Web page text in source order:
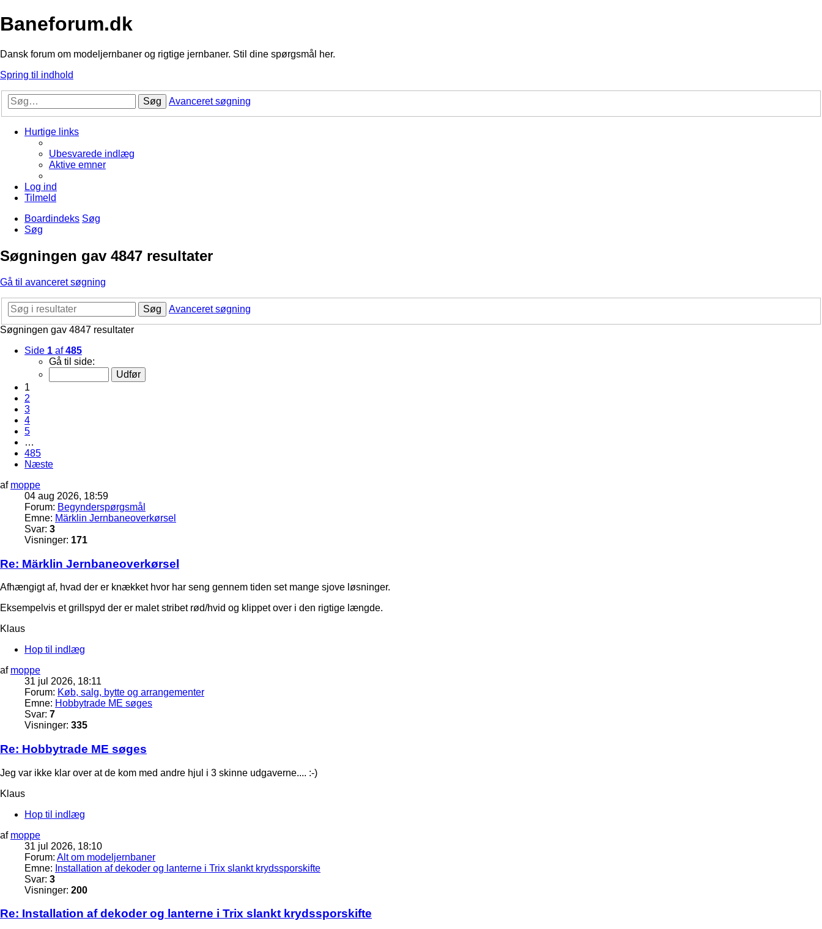
Baneforum.dk
Dansk forum om modeljernbaner og rigtige jernbaner. Stil dine spørgsmål her.
Spring til indhold
Søg Avanceret søgning
Hurtige links
Ubesvarede indlæg
Aktive emner
Log ind
Tilmeld
Boardindeks Søg
Søg
Søgningen gav 4847 resultater
Gå til avanceret søgning
Søg
Avanceret søgning
Søgningen gav 4847 resultater
Side 1 af485
Gå til side:
1
2
3
4
5
…
485
Næste
af moppe
04 aug 2026, 18:59
Forum: Begynderspørgsmål
Emne: Märklin Jernbaneoverkørsel
Svar: 3
Visninger: 171
Re: Märklin Jernbaneoverkørsel
Afhængigt af, hvad der er knækket hvor har seng gennem tiden set mange sjove løsninger.
Eksempelvis et grillspyd der er malet stribet rød/hvid og klippet over i den rigtige længde.
Klaus
Hop til indlæg
af moppe
31 jul 2026, 18:11
Forum: Køb, salg, bytte og arrangementer
Emne: Hobbytrade ME søges
Svar: 7
Visninger: 335
Re: Hobbytrade ME søges
Jeg var ikke klar over at de kom med andre hjul i 3 skinne udgaverne.... :-)
Klaus
Hop til indlæg
af moppe
31 jul 2026, 18:10
Forum: Alt om modeljernbaner
Emne: Installation af dekoder og lanterne i Trix slankt krydssporskifte
Svar: 3
Visninger: 200
Re: Installation af dekoder og lanterne i Trix slankt krydssporskifte